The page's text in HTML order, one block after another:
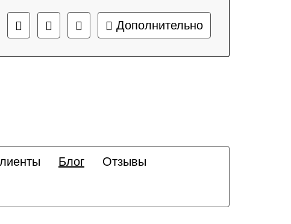
Дополнительно
Блог Отзывы